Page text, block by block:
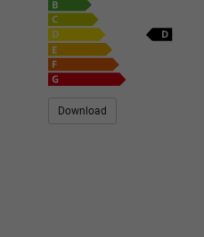
Download